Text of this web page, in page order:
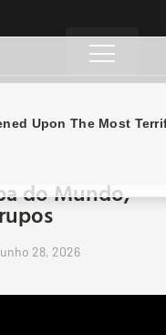
do Mundo,
28, 2026